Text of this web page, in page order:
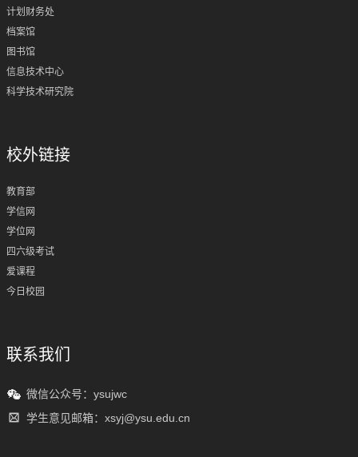
计划财务处
档案馆
图书馆
信息技术中心
科学技术研究院
校外链接
教育部
学信网
学位网
四六级考试
爱课程
今日校园
联系我们
微信公众号：ysujwc
学生意见邮箱：xsyj@ysu.edu.cn